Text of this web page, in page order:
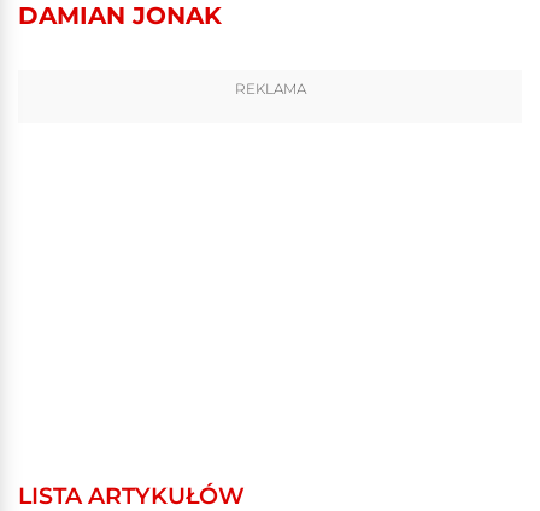
DAMIAN JONAK
REKLAMA
LISTA ARTYKUŁÓW